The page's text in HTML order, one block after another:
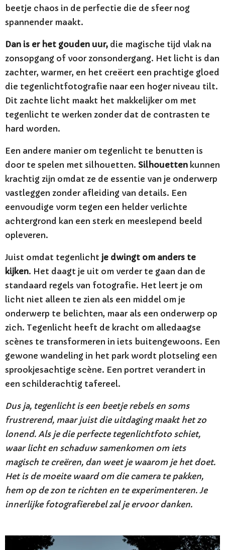
beetje chaos in de perfectie die de sfeer nog
spannender maakt.
Dan is er het gouden uur, die magische tijd vlak na
zonsopgang of voor zonsondergang. Het licht is dan
zachter, warmer, en het creëert een prachtige gloed
die tegenlichtfotografie naar een hoger niveau tilt.
Dit zachte licht maakt het makkelijker om met
tegenlicht te werken zonder dat de contrasten te
hard worden.
Een andere manier om tegenlicht te benutten is
door te spelen met silhouetten. Silhouetten kunnen
krachtig zijn omdat ze de essentie van je onderwerp
vastleggen zonder afleiding van details. Een
eenvoudige vorm tegen een helder verlichte
achtergrond kan een sterk en meeslepend beeld
opleveren.
Juist omdat tegenlicht je dwingt om anders te
kijken. Het daagt je uit om verder te gaan dan de
standaard regels van fotografie. Het leert je om
licht niet alleen te zien als een middel om je
onderwerp te belichten, maar als een onderwerp op
zich. Tegenlicht heeft de kracht om alledaagse
scènes te transformeren in iets buitengewoons. Een
gewone wandeling in het park wordt plotseling een
sprookjesachtige scène. Een portret verandert in
een schilderachtig tafereel.
Dus ja, tegenlicht is een beetje rebels en soms
frustrerend, maar juist die uitdaging maakt het zo
lonend. Als je die perfecte tegenlichtfoto schiet,
waar licht en schaduw samenkomen om iets
magisch te creëren, dan weet je waarom je het doet.
Het is de moeite waard om die camera te pakken,
hem op de zon te richten en te experimenteren. Je
innerlijke fotografierebel zal je ervoor danken.